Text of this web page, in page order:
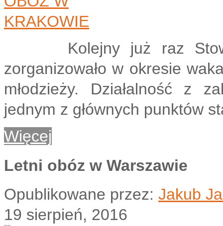
Kolejny już raz
zorganizowało w okresie
młodzieży. Działalność z
jednym z głównych punktów
Więcej
Letni obóz w Warszawie
Opublikowane przez: Jakub
19 sierpień, 2016